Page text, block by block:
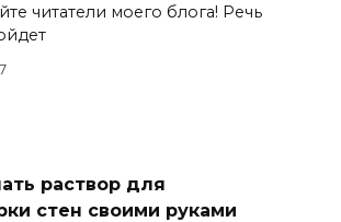
читатели моего блога! Речь
раствор для
стен своими руками